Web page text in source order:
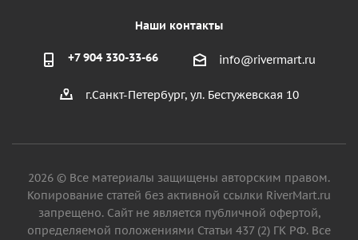
Наши контакты
+7 904 330-33-66 info@rivermart.ru
г.Санкт-Петербург, ул. Бестужевская 10
2026 © Все материалы защищены авторским правом.
Копирование статей без активной ссылки RiverMart.ru
запрещено. Сайт не является публичной офертой,
определяемой положениями Статьи 437 (2) ГК РФ. Все